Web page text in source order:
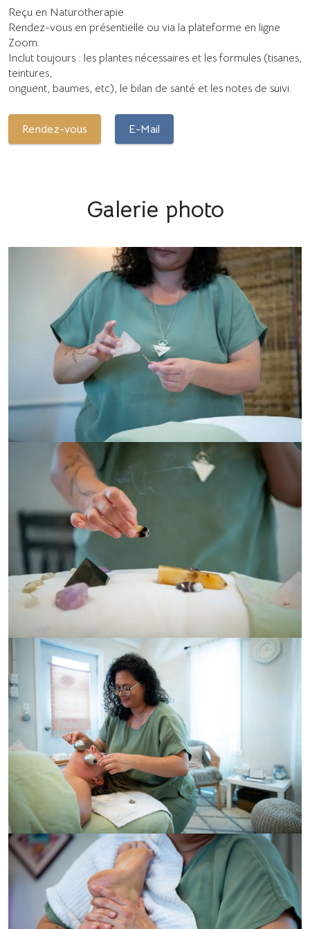
Reçu en Naturotherapie
Rendez-vous en présentielle ou via la plateforme en ligne
Zoom.
Inclut toujours : les plantes nécessaires et les formules (tisanes,
teintures,
onguent, baumes, etc), le bilan de santé et les notes de suivi.
Rendez-vous E-Mail
Galerie photo